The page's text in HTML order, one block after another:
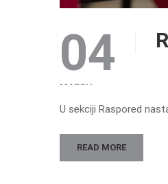
04
MARCH
U sekciji Raspored
READ MORE